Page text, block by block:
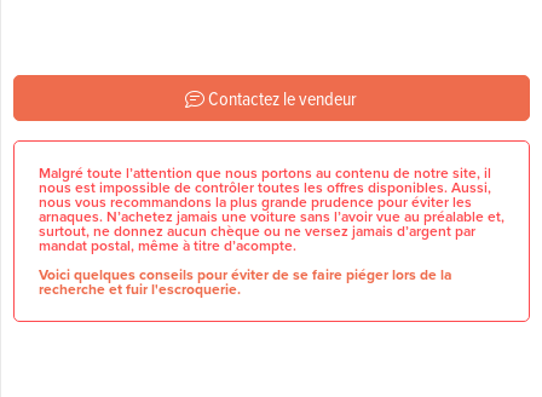
Contactez le vendeur
Malgré toute l’attention que nous portons au contenu de notre site, il
nous est impossible de contrôler toutes les offres disponibles. Aussi,
nous vous recommandons la plus grande prudence pour éviter les
arnaques. N’achetez jamais une voiture sans l’avoir vue au préalable et,
surtout, ne donnez aucun chèque ou ne versez jamais d’argent par
mandat postal, même à titre d’acompte.
Voici quelques conseils pour éviter de se faire piéger lors de la
recherche et fuir l'escroquerie.